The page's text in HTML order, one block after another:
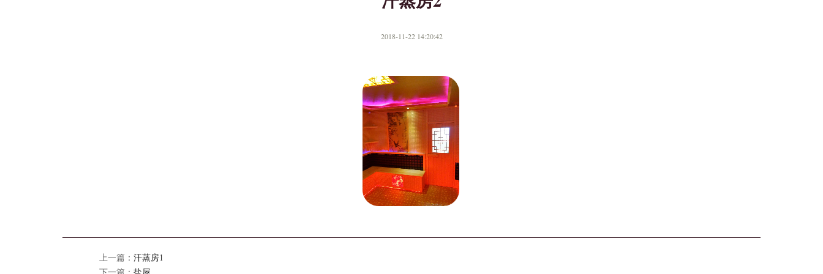
2018-11-22 14:20:42
上一篇： 汗蒸房1